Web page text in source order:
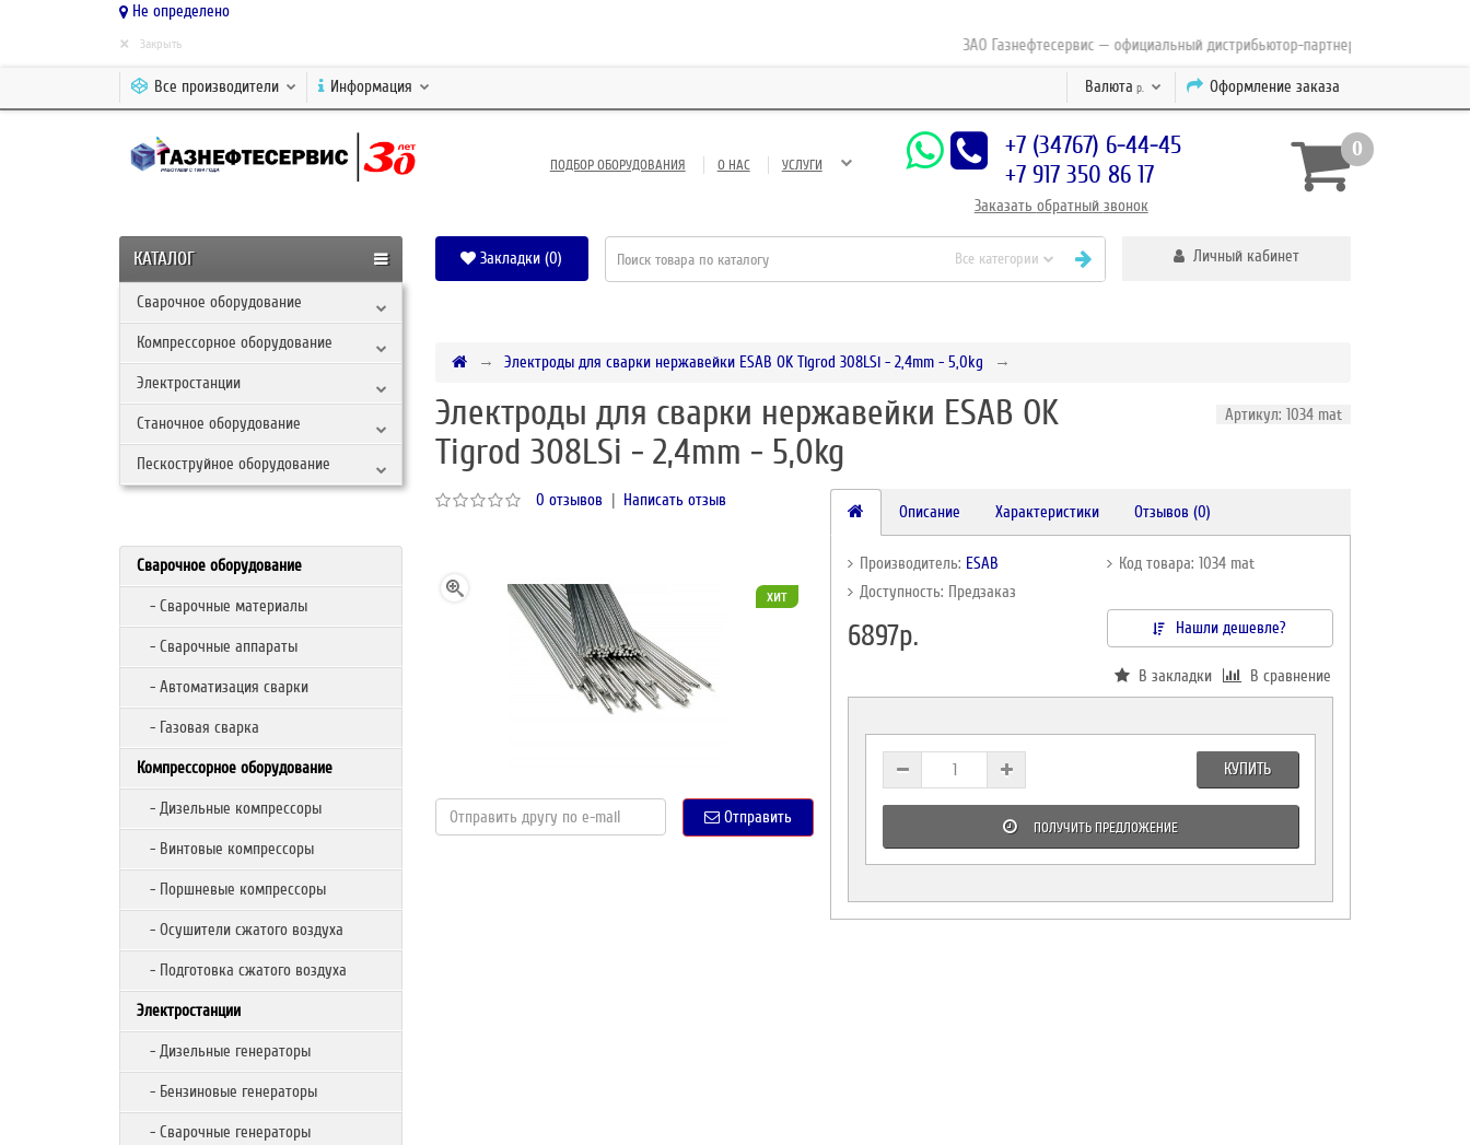
Не определено
ЗАО Газнефтесервис — официальный дистрибьютор-партнер концерна ESAB с
× Закрыть
Оформление заказа
Валюта р.
Все производители Информация
ПОДБОР ОБОРУДОВАНИЯ О НАС УСЛУГИ
+7 (34767) 6-44-45
+7 917 350 86 17
Заказать обратный звонок
0
КАТАЛОГ
Сварочное оборудование
Компрессорное оборудование
Электростанции
Станочное оборудование
Пескоструйное оборудование
Закладки (0) Все категории Личный кабинет
Сварочное оборудование
- Сварочные материалы
- Сварочные аппараты
- Автоматизация сварки
- Газовая сварка
Компрессорное оборудование
- Дизельные компрессоры
- Винтовые компрессоры
- Поршневые компрессоры
- Осушители сжатого воздуха
- Подготовка сжатого воздуха
Электростанции
- Дизельные генераторы
- Бензиновые генераторы
- Сварочные генераторы
Электроды для сварки нержавейки ESAB OK Tigrod 308LSi - 2,4mm - 5,0kg
Электроды для сварки нержавейки ESAB OK
Tigrod 308LSi - 2,4mm - 5,0kg
Артикул: 1034 mat
0 отзывов | Написать отзыв
хит
Отправить
Описание Характеристики Отзывов (0)
Производитель: ESAB
Код товара: 1034 mat
Доступность: Предзаказ
6897р. Нашли дешевле?
В закладки В сравнение
КУПИТЬ
ПОЛУЧИТЬ ПРЕДЛОЖЕНИЕ